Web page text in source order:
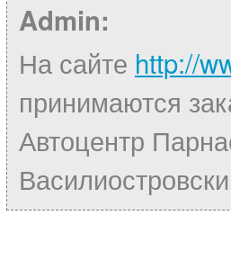
Admin:
На сайте http://
принимаются
Автоцентр